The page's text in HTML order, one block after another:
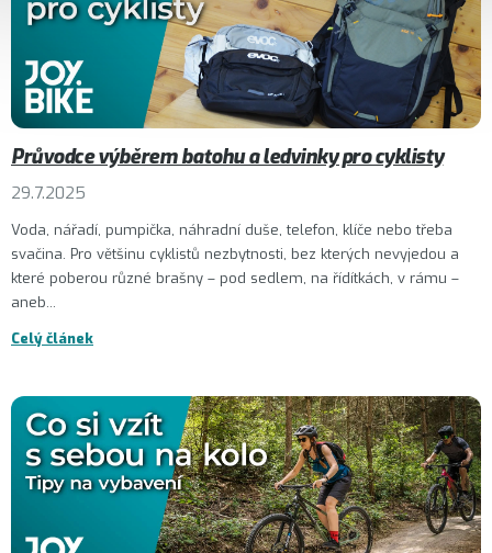
Průvodce výběrem batohu a ledvinky pro cyklisty
29.7.2025
Voda, nářadí, pumpička, náhradní duše, telefon, klíče nebo třeba
svačina. Pro většinu cyklistů nezbytnosti, bez kterých nevyjedou a
které poberou různé brašny – pod sedlem, na řídítkách, v rámu –
aneb...
Celý článek